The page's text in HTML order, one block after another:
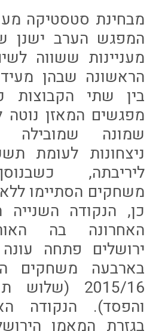
מבחינת סטסטיקה
המפגש הערב ישנן
מעניינות ששווה
הראשונה שבהן
מפגשים המאזן נוטה
שמונה
ניצחונות לעומת
ליריבתה,
משחקים הסתיימו
כן, הנקודה
האחרונה בה
ירושלים פתחה
בארבעה משחקים
2015/16
והפסד). הנקודה
בגזרת המאמן